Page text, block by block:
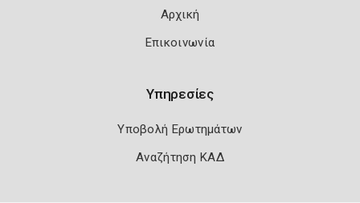
Αρχική
Επικοινωνία
Υπηρεσίες
Υποβολή Ερωτημάτων
Αναζήτηση ΚΑΔ